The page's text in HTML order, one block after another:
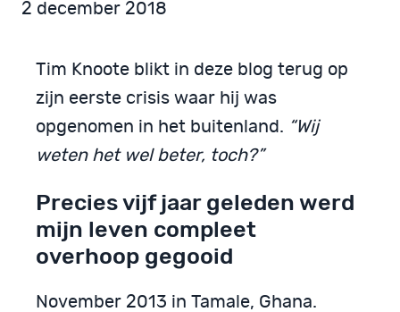
2 december 2018
Tim Knoote blikt in deze blog terug op
zijn eerste crisis waar hij was
opgenomen in het buitenland. “Wij
weten het wel beter, toch?”
Precies vijf jaar geleden werd
mijn leven compleet
overhoop gegooid
November 2013 in Tamale, Ghana.